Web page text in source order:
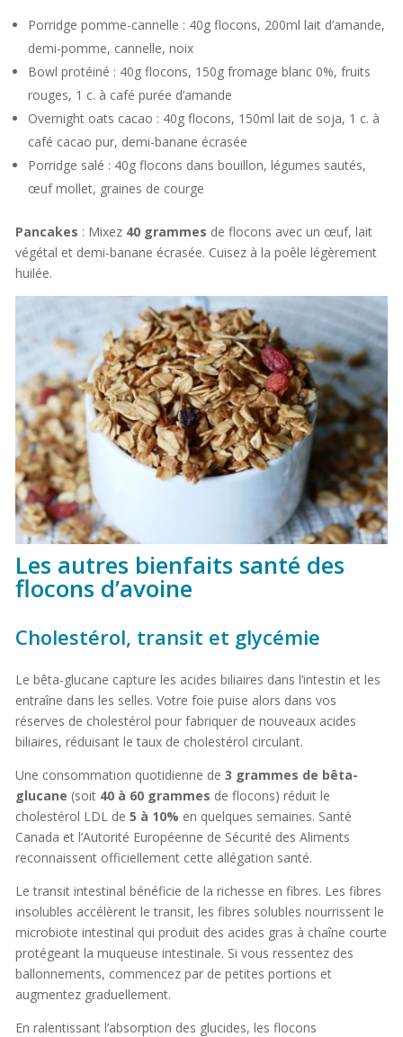
Porridge pomme-cannelle : 40g flocons, 200ml lait d’amande,
demi-pomme, cannelle, noix
Bowl protéiné : 40g flocons, 150g fromage blanc 0%, fruits
rouges, 1 c. à café purée d’amande
Overnight oats cacao : 40g flocons, 150ml lait de soja, 1 c. à
café cacao pur, demi-banane écrasée
Porridge salé : 40g flocons dans bouillon, légumes sautés,
œuf mollet, graines de courge
Pancakes : Mixez 40 grammes de flocons avec un œuf, lait
végétal et demi-banane écrasée. Cuisez à la poêle légèrement
huilée.
Les autres bienfaits santé des
flocons d’avoine
Cholestérol, transit et glycémie
Le bêta-glucane capture les acides biliaires dans l’intestin et les
entraîne dans les selles. Votre foie puise alors dans vos
réserves de cholestérol pour fabriquer de nouveaux acides
biliaires, réduisant le taux de cholestérol circulant.
Une consommation quotidienne de 3 grammes de bêta-
glucane (soit 40 à 60 grammes de flocons) réduit le
cholestérol LDL de 5 à 10% en quelques semaines. Santé
Canada et l’Autorité Européenne de Sécurité des Aliments
reconnaissent officiellement cette allégation santé.
Le transit intestinal bénéficie de la richesse en fibres. Les fibres
insolubles accélèrent le transit, les fibres solubles nourrissent le
microbiote intestinal qui produit des acides gras à chaîne courte
protégeant la muqueuse intestinale. Si vous ressentez des
ballonnements, commencez par de petites portions et
augmentez graduellement.
En ralentissant l’absorption des glucides, les flocons